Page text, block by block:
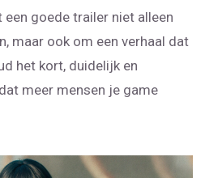
goede trailer niet alleen
maar ook om een verhaal dat
het kort, duidelijk en
meer mensen je game